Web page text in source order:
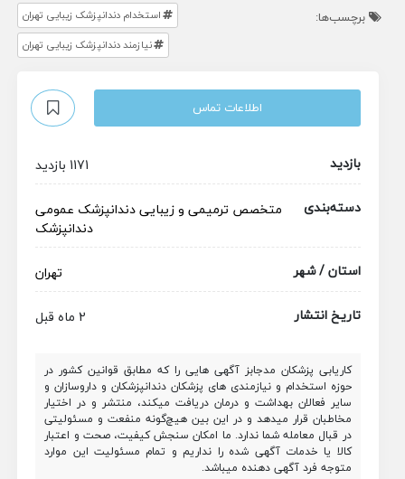
برچسب‌ها:
استخدام دندانپزشک زیبایی تهران
نیازمند دندانپزشک زیبایی تهران
اطلاعات تماس
بازدید
1171 بازدید
دسته‌بندی
متخصص ترمیمی و زیباییدندانپزشک عمومی
دندانپزشک
استان / شهر
تهران
تاریخ انتشار
2 ماه قبل
کاریابی پزشکان مدجابز آگهی هایی را که مطابق قوانین کشور در
حوزه استخدام و نیازمندی های پزشکان دندانپزشکان و داروسازان و
سایر فعالان بهداشت و درمان دریافت میکند، منتشر و در اختیار
مخاطبان قرار میدهد و در این بین هیچ‌گونه منفعت و مسئولیتی
در قبال معامله شما ندارد. ما امکان سنجش کیفیت، صحت و اعتبار
کالا یا خدمات آگهی شده را نداریم و تمام مسئولیت این موارد
متوجه فرد آگهی دهنده میباشد.